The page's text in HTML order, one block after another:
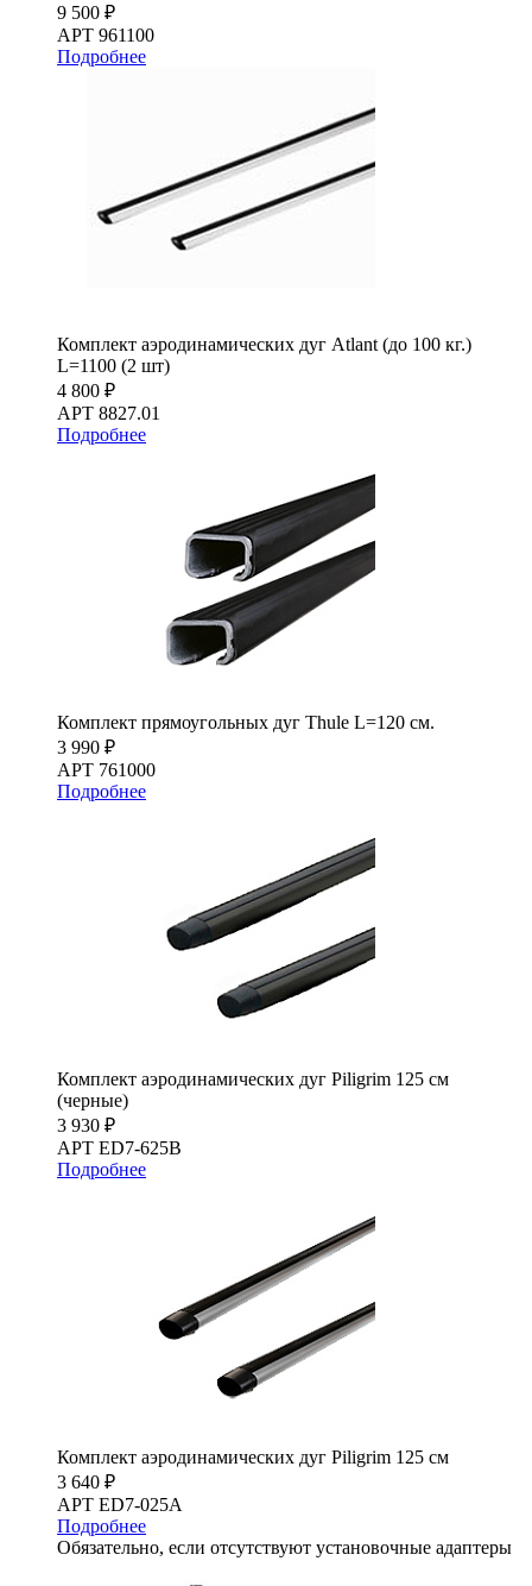
9 500 ₽
АРТ 961100
Подробнее
Комплект аэродинамических дуг Atlant (до 100 кг.)
L=1100 (2 шт)
4 800 ₽
АРТ 8827.01
Подробнее
Комплект прямоугольных дуг Thule L=120 см.
3 990 ₽
АРТ 761000
Подробнее
Комплект аэродинамических дуг Piligrim 125 см
(черные)
3 930 ₽
АРТ ED7-625B
Подробнее
Комплект аэродинамических дуг Piligrim 125 см
3 640 ₽
АРТ ED7-025A
Подробнее
Обязательно, если отсутствуют установочные адаптеры